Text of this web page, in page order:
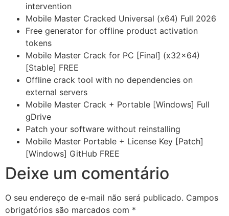
intervention
Mobile Master Cracked Universal (x64) Full 2026
Free generator for offline product activation
tokens
Mobile Master Crack for PC [Final] (x32x64)
[Stable] FREE
Offline crack tool with no dependencies on
external servers
Mobile Master Crack + Portable [Windows] Full
gDrive
Patch your software without reinstalling
Mobile Master Portable + License Key [Patch]
[Windows] GitHub FREE
Deixe um comentário
O seu endereço de e-mail não será publicado. Campos
obrigatórios são marcados com *